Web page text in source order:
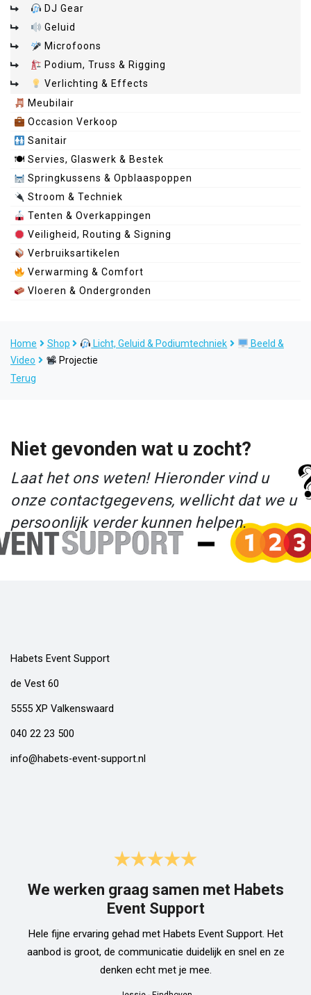
Home Shop Licht, Geluid & Podiumtechniek
Beeld &
Video
Projectie
Terug
DJ Gear
Geluid
Microfoons
Podium, Truss & Rigging
Verlichting & Effects
Meubilair
Occasion Verkoop
Sanitair
🍽 Servies, Glaswerk & Bestek
Springkussens & Opblaaspoppen
Stroom & Techniek
Tenten & Overkappingen
Veiligheid, Routing & Signing
Verbruiksartikelen
Verwarming & Comfort
Vloeren & Ondergronden
Niet gevonden wat u zocht?
Laat het ons weten! Hieronder vind u
onze contactgegevens, wellicht dat we u
persoonlijk verder kunnen helpen.
Habets Event Support
de Vest 60
5555 XP Valkenswaard
040 22 23 500
info@habets-event-support.nl
We werken graag samen met Habets
Event Support
Hele fijne ervaring gehad met Habets Event Support. Het
aanbod is groot, de communicatie duidelijk en snel en ze
denken echt met je mee.